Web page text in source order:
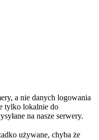
a nie danych logowania
tylko lokalnie do
na nasze serwery.
używane, chyba że